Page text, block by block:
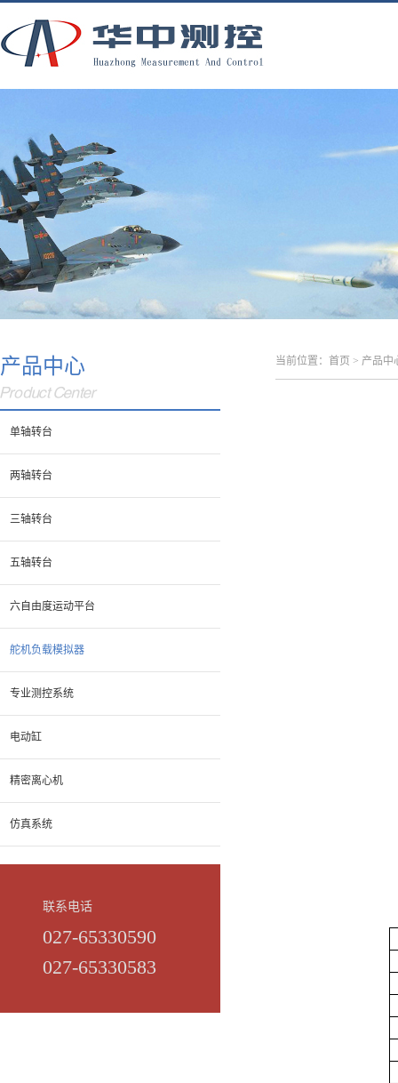
产品中心
Product Center
单轴转台
两轴转台
三轴转台
五轴转台
六自由度运动平台
舵机负载模拟器
专业测控系统
电动缸
精密离心机
仿真系统
联系电话
027-65330590
027-65330583
当前位置： 首页 > 产品中